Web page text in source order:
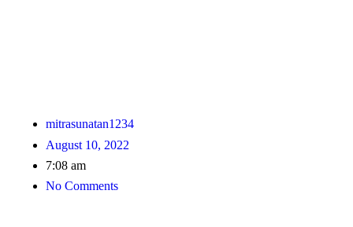
mitrasunatan1234
August 10, 2022
7:08 am
No Comments